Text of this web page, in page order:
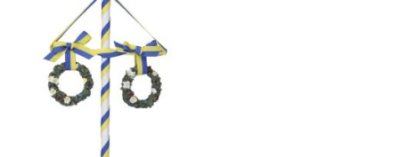
HINZUFÜGEN